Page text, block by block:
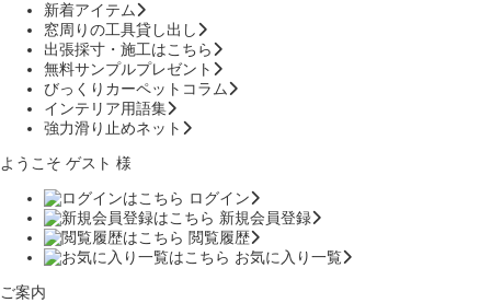
新着アイテム
窓周りの工具貸し出し
出張採寸・施工はこちら
無料サンプルプレゼント
びっくりカーペットコラム
インテリア用語集
強力滑り止めネット
ようこそ ゲスト 様
ログイン
新規会員登録
閲覧履歴
お気に入り一覧
ご案内